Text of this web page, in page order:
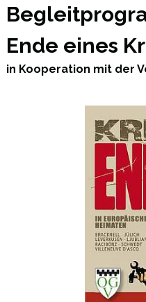
Ende eines
in Kooperation mit der